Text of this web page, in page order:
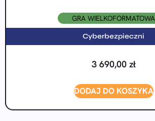
GRA WIELKOFORMATOWA
Cyberbezpieczni
3 690,00 zł
DODAJ DO KOSZYKA